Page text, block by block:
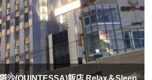
沙(QUINTESSA)飯店 Relax＆Sleep